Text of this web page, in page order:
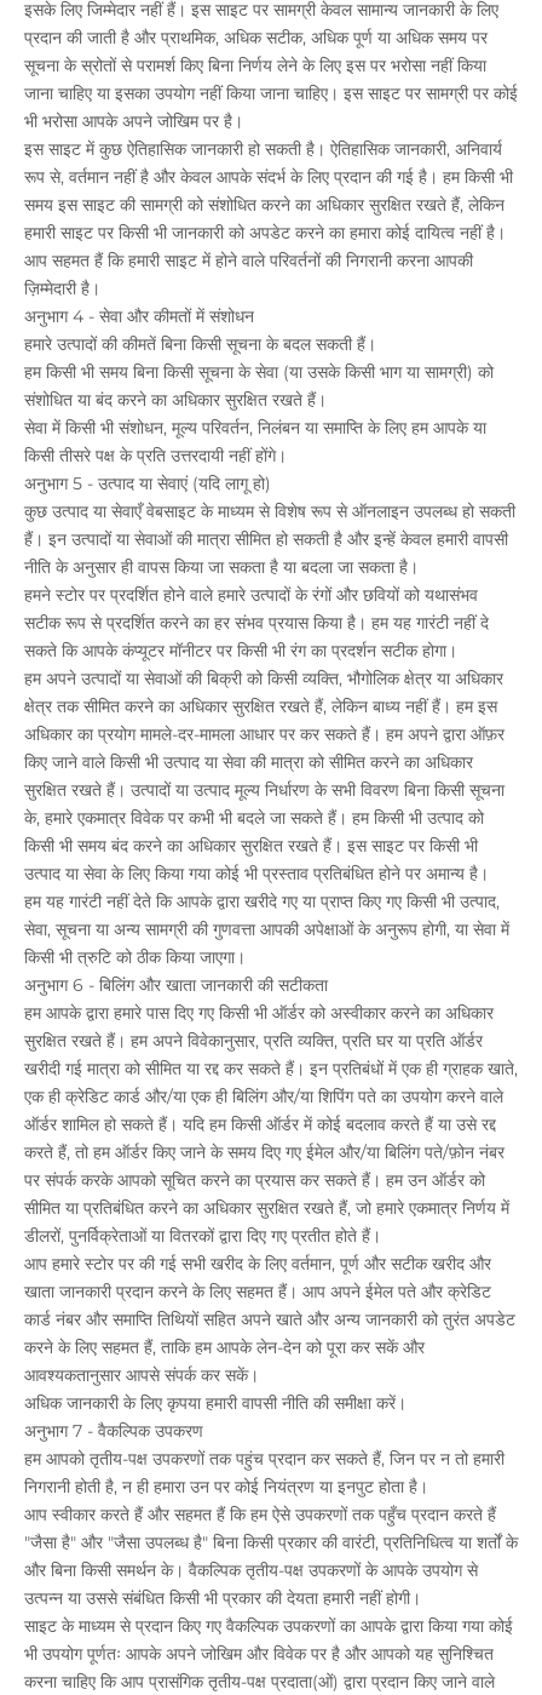
इसके लिए जिम्मेदार नहीं हैं। इस साइट पर सामग्री केवल सामान्य जानकारी के लिए
प्रदान की जाती है और प्राथमिक, अधिक सटीक, अधिक पूर्ण या अधिक समय पर
सूचना के स्रोतों से परामर्श किए बिना निर्णय लेने के लिए इस पर भरोसा नहीं किया
जाना चाहिए या इसका उपयोग नहीं किया जाना चाहिए। इस साइट पर सामग्री पर कोई
भी भरोसा आपके अपने जोखिम पर है।
इस साइट में कुछ ऐतिहासिक जानकारी हो सकती है। ऐतिहासिक जानकारी, अनिवार्य
रूप से, वर्तमान नहीं है और केवल आपके संदर्भ के लिए प्रदान की गई है। हम किसी भी
समय इस साइट की सामग्री को संशोधित करने का अधिकार सुरक्षित रखते हैं, लेकिन
हमारी साइट पर किसी भी जानकारी को अपडेट करने का हमारा कोई दायित्व नहीं है।
आप सहमत हैं कि हमारी साइट में होने वाले परिवर्तनों की निगरानी करना आपकी
ज़िम्मेदारी है।
अनुभाग 4 - सेवा और कीमतों में संशोधन
हमारे उत्पादों की कीमतें बिना किसी सूचना के बदल सकती हैं।
हम किसी भी समय बिना किसी सूचना के सेवा (या उसके किसी भाग या सामग्री) को
संशोधित या बंद करने का अधिकार सुरक्षित रखते हैं।
सेवा में किसी भी संशोधन, मूल्य परिवर्तन, निलंबन या समाप्ति के लिए हम आपके या
किसी तीसरे पक्ष के प्रति उत्तरदायी नहीं होंगे।
अनुभाग 5 - उत्पाद या सेवाएं (यदि लागू हो)
कुछ उत्पाद या सेवाएँ वेबसाइट के माध्यम से विशेष रूप से ऑनलाइन उपलब्ध हो सकती
हैं। इन उत्पादों या सेवाओं की मात्रा सीमित हो सकती है और इन्हें केवल हमारी वापसी
नीति के अनुसार ही वापस किया जा सकता है या बदला जा सकता है।
हमने स्टोर पर प्रदर्शित होने वाले हमारे उत्पादों के रंगों और छवियों को यथासंभव
सटीक रूप से प्रदर्शित करने का हर संभव प्रयास किया है। हम यह गारंटी नहीं दे
सकते कि आपके कंप्यूटर मॉनीटर पर किसी भी रंग का प्रदर्शन सटीक होगा।
हम अपने उत्पादों या सेवाओं की बिक्री को किसी व्यक्ति, भौगोलिक क्षेत्र या अधिकार
क्षेत्र तक सीमित करने का अधिकार सुरक्षित रखते हैं, लेकिन बाध्य नहीं हैं। हम इस
अधिकार का प्रयोग मामले-दर-मामला आधार पर कर सकते हैं। हम अपने द्वारा ऑफ़र
किए जाने वाले किसी भी उत्पाद या सेवा की मात्रा को सीमित करने का अधिकार
सुरक्षित रखते हैं। उत्पादों या उत्पाद मूल्य निर्धारण के सभी विवरण बिना किसी सूचना
के, हमारे एकमात्र विवेक पर कभी भी बदले जा सकते हैं। हम किसी भी उत्पाद को
किसी भी समय बंद करने का अधिकार सुरक्षित रखते हैं। इस साइट पर किसी भी
उत्पाद या सेवा के लिए किया गया कोई भी प्रस्ताव प्रतिबंधित होने पर अमान्य है।
हम यह गारंटी नहीं देते कि आपके द्वारा खरीदे गए या प्राप्त किए गए किसी भी उत्पाद,
सेवा, सूचना या अन्य सामग्री की गुणवत्ता आपकी अपेक्षाओं के अनुरूप होगी, या सेवा में
किसी भी त्रुटि को ठीक किया जाएगा।
अनुभाग 6 - बिलिंग और खाता जानकारी की सटीकता
हम आपके द्वारा हमारे पास दिए गए किसी भी ऑर्डर को अस्वीकार करने का अधिकार
सुरक्षित रखते हैं। हम अपने विवेकानुसार, प्रति व्यक्ति, प्रति घर या प्रति ऑर्डर
खरीदी गई मात्रा को सीमित या रद्द कर सकते हैं। इन प्रतिबंधों में एक ही ग्राहक खाते,
एक ही क्रेडिट कार्ड और/या एक ही बिलिंग और/या शिपिंग पते का उपयोग करने वाले
ऑर्डर शामिल हो सकते हैं। यदि हम किसी ऑर्डर में कोई बदलाव करते हैं या उसे रद्द
करते हैं, तो हम ऑर्डर किए जाने के समय दिए गए ईमेल और/या बिलिंग पते/फ़ोन नंबर
पर संपर्क करके आपको सूचित करने का प्रयास कर सकते हैं। हम उन ऑर्डर को
सीमित या प्रतिबंधित करने का अधिकार सुरक्षित रखते हैं, जो हमारे एकमात्र निर्णय में
डीलरों, पुनर्विक्रेताओं या वितरकों द्वारा दिए गए प्रतीत होते हैं।
आप हमारे स्टोर पर की गई सभी खरीद के लिए वर्तमान, पूर्ण और सटीक खरीद और
खाता जानकारी प्रदान करने के लिए सहमत हैं। आप अपने ईमेल पते और क्रेडिट
कार्ड नंबर और समाप्ति तिथियों सहित अपने खाते और अन्य जानकारी को तुरंत अपडेट
करने के लिए सहमत हैं, ताकि हम आपके लेन-देन को पूरा कर सकें और
आवश्यकतानुसार आपसे संपर्क कर सकें।
अधिक जानकारी के लिए कृपया हमारी वापसी नीति की समीक्षा करें।
अनुभाग 7 - वैकल्पिक उपकरण
हम आपको तृतीय-पक्ष उपकरणों तक पहुंच प्रदान कर सकते हैं, जिन पर न तो हमारी
निगरानी होती है, न ही हमारा उन पर कोई नियंत्रण या इनपुट होता है।
आप स्वीकार करते हैं और सहमत हैं कि हम ऐसे उपकरणों तक पहुँच प्रदान करते हैं
"जैसा है" और "जैसा उपलब्ध है" बिना किसी प्रकार की वारंटी, प्रतिनिधित्व या शर्तों के
और बिना किसी समर्थन के। वैकल्पिक तृतीय-पक्ष उपकरणों के आपके उपयोग से
उत्पन्न या उससे संबंधित किसी भी प्रकार की देयता हमारी नहीं होगी।
साइट के माध्यम से प्रदान किए गए वैकल्पिक उपकरणों का आपके द्वारा किया गया कोई
भी उपयोग पूर्णतः आपके अपने जोखिम और विवेक पर है और आपको यह सुनिश्चित
करना चाहिए कि आप प्रासंगिक तृतीय-पक्ष प्रदाता(ओं) द्वारा प्रदान किए जाने वाले